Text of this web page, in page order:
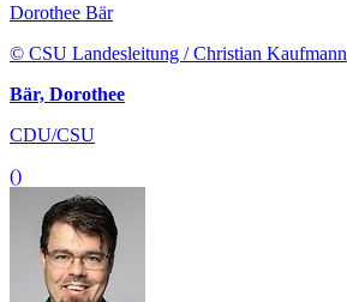
Dorothee Bär
© CSU Landesleitung / Christian Kaufmann
Bär, Dorothee
CDU/CSU
()